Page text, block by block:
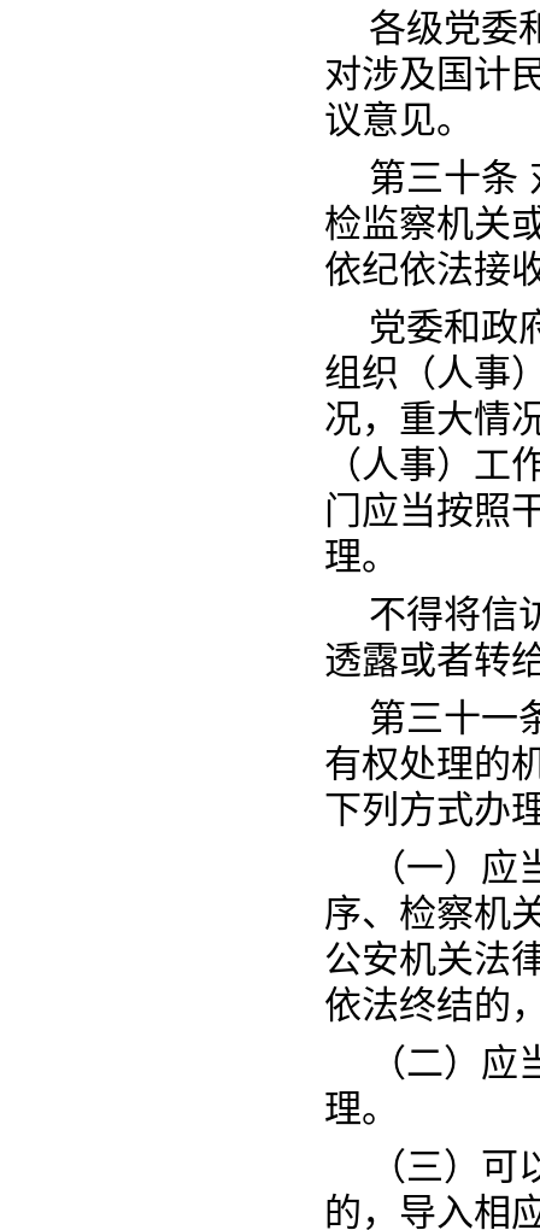
各级党委
对涉及国计
议意见。
第三十条
检监察机关
依纪依法接
党委和政
组织（人事
况，重大情
（人事）工
门应当按照
理。
不得将信
透露或者转
第三十一
有权处理的
下列方式办
（一）
序、检察机
公安机关法
依法终结的
（二）
理。
（三）
的，导入相